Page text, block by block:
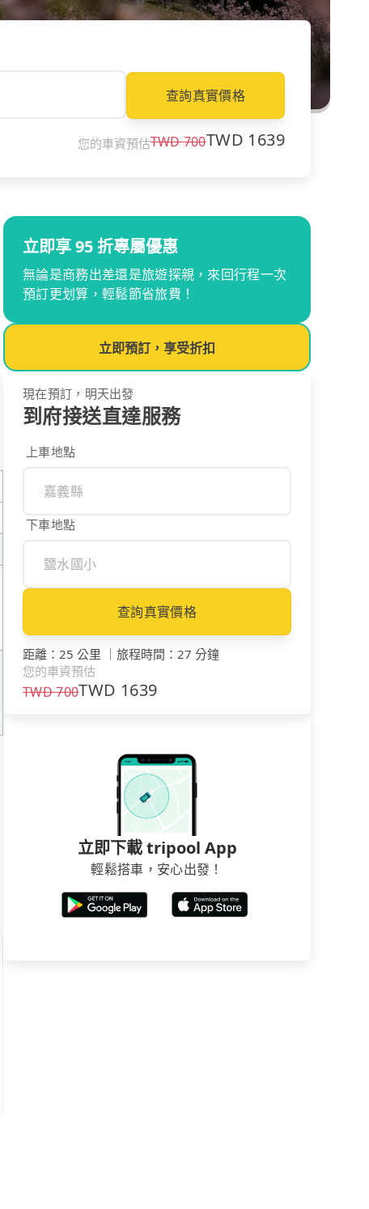
查詢真實價格
您的車資預估TWD700TWD 1639
立即享 95 折專屬優惠
無論是商務出差還是旅遊探親，來回行程一次
預訂更划算，輕鬆節省旅費！
立即預訂，享受折扣
現在預訂，明天出發
到府接送直達服務
上車地點
下車地點
查詢真實價格
距離 ： 25 公里 ｜ 旅程時間 ： 27 分鐘
您的車資預估
TWD700TWD 1639
立即下載 tripool App
輕鬆搭車，安心出發！